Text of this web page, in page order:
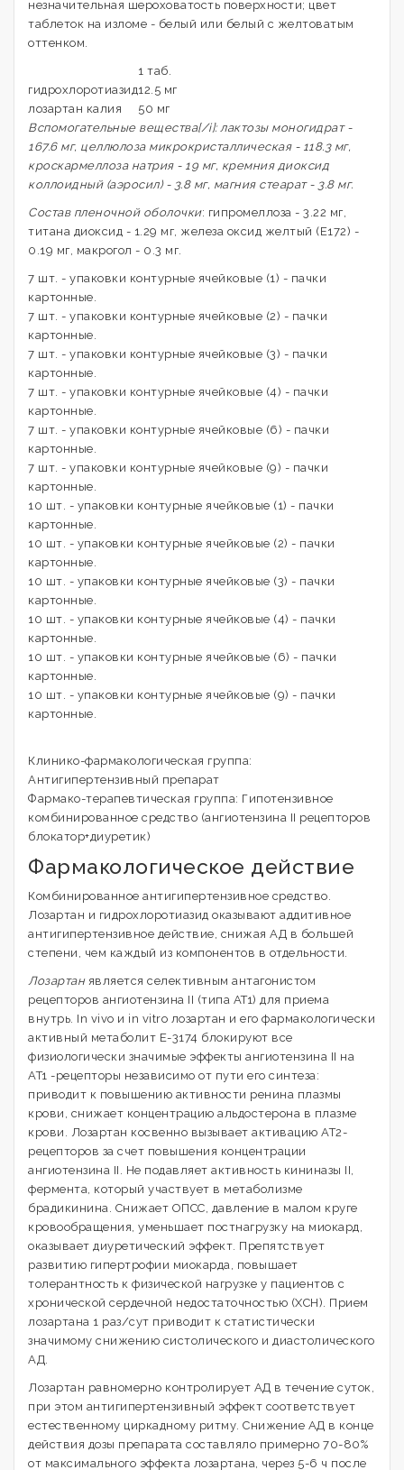
незначительная шероховатость поверхности; цвет
таблеток на изломе - белый или белый с желтоватым
оттенком.
1 таб.
гидрохлоротиазид12.5 мг
лозартан калия
50 мг
Вспомогательные вещества[/i]: лактозы моногидрат -
167.6 мг, целлюлоза микрокристаллическая - 118.3 мг,
кроскармеллоза натрия - 19 мг, кремния диоксид
коллоидный (аэросил) - 3.8 мг, магния стеарат - 3.8 мг.
Состав пленочной оболочки: гипромеллоза - 3.22 мг,
титана диоксид - 1.29 мг, железа оксид желтый (Е172) -
0.19 мг, макрогол - 0.3 мг.
7 шт. - упаковки контурные ячейковые (1) - пачки
картонные.
7 шт. - упаковки контурные ячейковые (2) - пачки
картонные.
7 шт. - упаковки контурные ячейковые (3) - пачки
картонные.
7 шт. - упаковки контурные ячейковые (4) - пачки
картонные.
7 шт. - упаковки контурные ячейковые (6) - пачки
картонные.
7 шт. - упаковки контурные ячейковые (9) - пачки
картонные.
10 шт. - упаковки контурные ячейковые (1) - пачки
картонные.
10 шт. - упаковки контурные ячейковые (2) - пачки
картонные.
10 шт. - упаковки контурные ячейковые (3) - пачки
картонные.
10 шт. - упаковки контурные ячейковые (4) - пачки
картонные.
10 шт. - упаковки контурные ячейковые (6) - пачки
картонные.
10 шт. - упаковки контурные ячейковые (9) - пачки
картонные.
Клинико-фармакологическая группа:
Антигипертензивный препарат
Фармако-терапевтическая группа: Гипотензивное
комбинированное средство (ангиотензина II рецепторов
блокатор+диуретик)
Фармакологическое действие
Комбинированное антигипертензивное средство.
Лозартан и гидрохлоротиазид оказывают аддитивное
антигипертензивное действие, снижая АД в большей
степени, чем каждый из компонентов в отдельности.
Лозартанявляется селективным антагонистом
рецепторов ангиотензина II (типа AT1) для приема
внутрь. In vivo и in vitro лозартан и его фармакологически
активный метаболит Е-3174 блокируют все
физиологически значимые эффекты ангиотензина II на
AT1 -рецепторы независимо от пути его синтеза:
приводит к повышению активности ренина плазмы
крови, снижает концентрацию альдостерона в плазме
крови. Лозартан косвенно вызывает активацию АТ2-
рецепторов за счет повышения концентрации
ангиотензина II. Не подавляет активность кининазы II,
фермента, который участвует в метаболизме
брадикинина. Снижает ОПСС, давление в малом круге
кровообращения, уменьшает постнагрузку на миокард,
оказывает диуретический эффект. Препятствует
развитию гипертрофии миокарда, повышает
толерантность к физической нагрузке у пациентов с
хронической сердечной недостаточностью (ХСН). Прием
лозартана 1 раз/сут приводит к статистически
значимому снижению систолического и диастолического
АД.
Лозартан равномерно контролирует АД в течение суток,
при этом антигипертензивный эффект соответствует
естественному циркадному ритму. Снижение АД в конце
действия дозы препарата составляло примерно 70-80%
от максимального эффекта лозартана, через 5-6 ч после